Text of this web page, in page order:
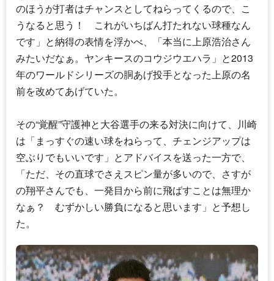
のほうが打者はチャンスとしてねらってくるので、こ
うなると思う！ これがいちばん打たれない球種なん
です」と納得の表情を浮かべ、「本当に 上原浩治さん
みたいだなぁ。ヤンキースのコウジウエハラ」と2013
年のワールドシリーズの胴あげ投手となった上原の名
前を改めてあげていた。
その“覚醒”守護神と大谷選手の来る対決に向けて、川崎
は「まっすぐの速い球をねらって、チェンジアップは
空ぶりでもいいです」とアドバイスを送った一方で、
「ただ、その直球でさえスピン量が多いので、さすが
の翔平さんでも、一発目から前に飛ばすことは無理か
なぁ？ むずかしい勝負になると思います」と予想し
た。